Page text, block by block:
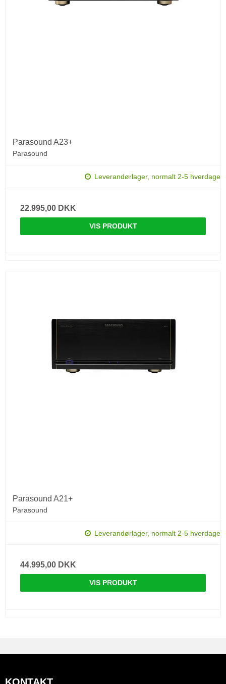
Parasound A23+
Parasound
Leverandørlager, normalt 2-5 hverdage
22.995,00 DKK
VIS PRODUKT
Parasound A21+
Parasound
Leverandørlager, normalt 2-5 hverdage
44.995,00 DKK
VIS PRODUKT